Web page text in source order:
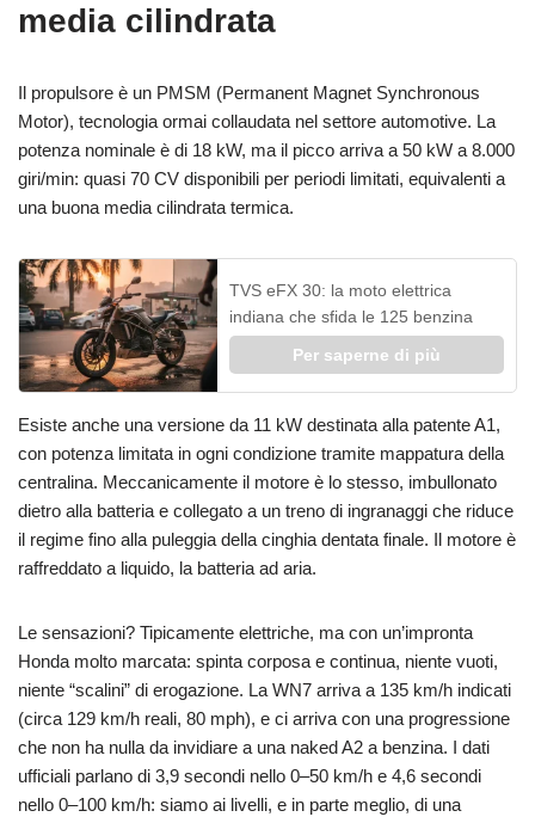
media cilindrata
Il propulsore è un PMSM (Permanent Magnet Synchronous
Motor), tecnologia ormai collaudata nel settore automotive. La
potenza nominale è di 18 kW, ma il picco arriva a 50 kW a 8.000
giri/min: quasi 70 CV disponibili per periodi limitati, equivalenti a
una buona media cilindrata termica.
TVS eFX 30: la moto elettrica
indiana che sfida le 125 benzina
Per saperne di più
Esiste anche una versione da 11 kW destinata alla patente A1,
con potenza limitata in ogni condizione tramite mappatura della
centralina. Meccanicamente il motore è lo stesso, imbullonato
dietro alla batteria e collegato a un treno di ingranaggi che riduce
il regime fino alla puleggia della cinghia dentata finale. Il motore è
raffreddato a liquido, la batteria ad aria.
Le sensazioni? Tipicamente elettriche, ma con un’impronta
Honda molto marcata: spinta corposa e continua, niente vuoti,
niente “scalini” di erogazione. La WN7 arriva a 135 km/h indicati
(circa 129 km/h reali, 80 mph), e ci arriva con una progressione
che non ha nulla da invidiare a una naked A2 a benzina. I dati
ufficiali parlano di 3,9 secondi nello 0–50 km/h e 4,6 secondi
nello 0–100 km/h: siamo ai livelli, e in parte meglio, di una